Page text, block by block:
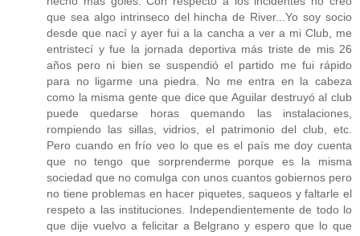
que sea algo intrinseco del hincha de River...Yo soy socio
desde que nací y ayer fui a la cancha a ver a mi Club, me
entristecí y fue la jornada deportiva más triste de mis 26
años pero ni bien se suspendió el partido me fui rápido
para no ligarme una piedra. No me entra en la cabeza
como la misma gente que dice que Aguilar destruyó al club
puede quedarse horas quemando las instalaciones,
rompiendo las sillas, vidrios, el patrimonio del club, etc.
Pero cuando en frío veo lo que es el país me doy cuenta
que no tengo que sorprenderme porque es la misma
sociedad que no comulga con unos cuantos gobiernos pero
no tiene problemas en hacer piquetes, saqueos y faltarle el
respeto a las instituciones. Independientemente de todo lo
que dije vuelvo a felicitar a Belgrano y espero que lo que